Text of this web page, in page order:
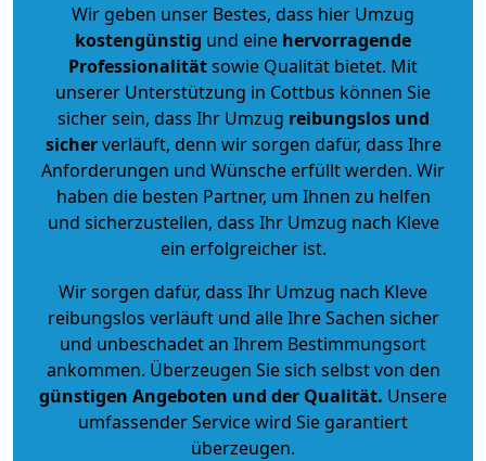
Wir geben unser Bestes, dass hier Umzug
kostengünstig und eine hervorragende
Professionalitätsowie Qualität bietet. Mit
unserer Unterstützung in Cottbus können Sie
sicher sein, dass Ihr Umzug reibungslos und
sicherverläuft, denn wir sorgen dafür, dass Ihre
Anforderungen und Wünsche erfüllt werden. Wir
haben die besten Partner, um Ihnen zu helfen
und sicherzustellen, dass Ihr Umzug nach Kleve
ein erfolgreicher ist.
Wir sorgen dafür, dass Ihr Umzug nach Kleve
reibungslos verläuft und alle Ihre Sachen sicher
und unbeschadet an Ihrem Bestimmungsort
ankommen. Überzeugen Sie sich selbst von den
günstigen Angeboten und der Qualität. Unsere
umfassender Service wird Sie garantiert
überzeugen.